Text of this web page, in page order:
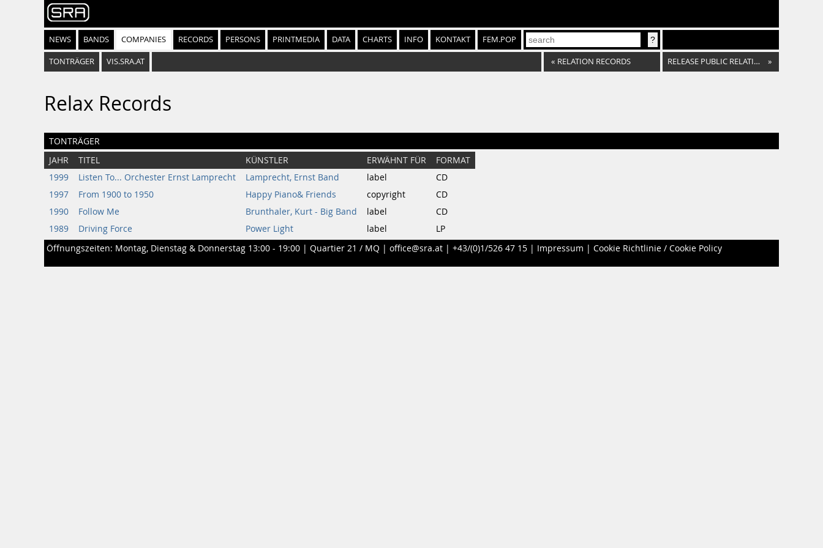
NEWS BANDS COMPANIES RECORDS PERSONS PRINTMEDIA DATA CHARTS INFO KONTAKT FEM.POP
TONTRÄGER VIS.SRA.AT « RELATION RECORDS RELEASE PUBLIC RELATION »
Relax Records
TONTRÄGER
JAHR TITEL KÜNSTLER ERWÄHNT FÜR
FORMAT
1999
Listen To... Orchester Ernst Lamprecht Lamprecht, Ernst Band label
CD
1997
From 1900 to 1950 Happy Piano& Friends copyright
CD
1990
Follow Me Brunthaler, Kurt - Big Band label
CD
1989
Driving Force Power Light label
LP
Öffnungszeiten: Montag, Dienstag & Donnerstag 13:00 - 19:00 | Quartier 21 / MQ | office@sra.at | +43/(0)1/526 47 15 | Impressum | Cookie Richtlinie / Cookie Policy